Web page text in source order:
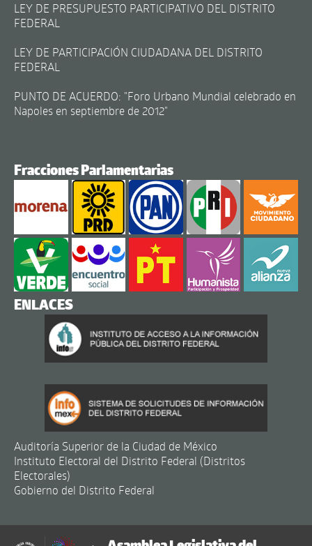
LEY DE PRESUPUESTO PARTICIPATIVO DEL DISTRITO
FEDERAL
LEY DE PARTICIPACIÓN CIUDADANA DEL DISTRITO
FEDERAL
PUNTO DE ACUERDO: "Foro Urbano Mundial celebrado en
Napoles en septiembre de 2012"
Fracciones Parlamentarias
ENLACES
Auditoría Superior de la Ciudad de México
Instituto Electoral del Distrito Federal (Distritos
Electorales)
Gobierno del Distrito Federal